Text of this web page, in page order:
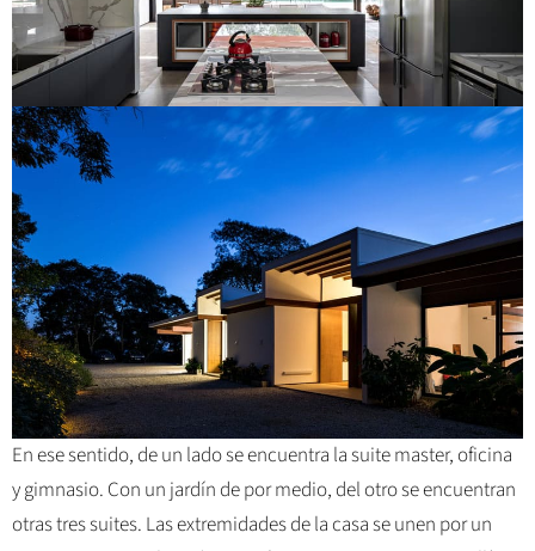
En ese sentido, de un lado se encuentra la suite master, oficina
y gimnasio. Con un jardín de por medio, del otro se encuentran
otras tres suites. Las extremidades de la casa se unen por un